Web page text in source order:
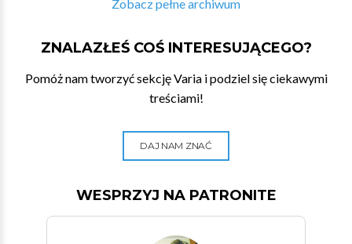
Zobacz pełne archiwum
ZNALAZŁEŚ COŚ INTERESUJĄCEGO?
Pomóż nam tworzyć sekcję Varia i podziel się ciekawymi
treściami!
DAJ NAM ZNAĆ
WESPRZYJ NA PATRONITE